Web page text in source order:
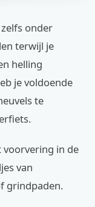
onder
terwijl je
helling
je voldoende
te
voorvering in de
van
grindpaden.